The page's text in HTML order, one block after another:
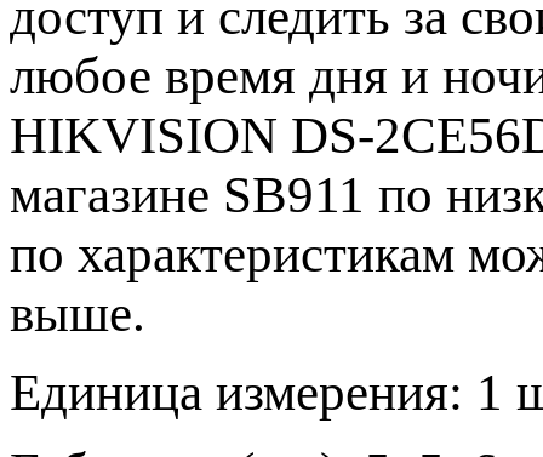
доступ и следить за
любое время дня и
HIKVISION DS-
магазине SB911 по
по характеристикам
выше.
Единица измерения: 1